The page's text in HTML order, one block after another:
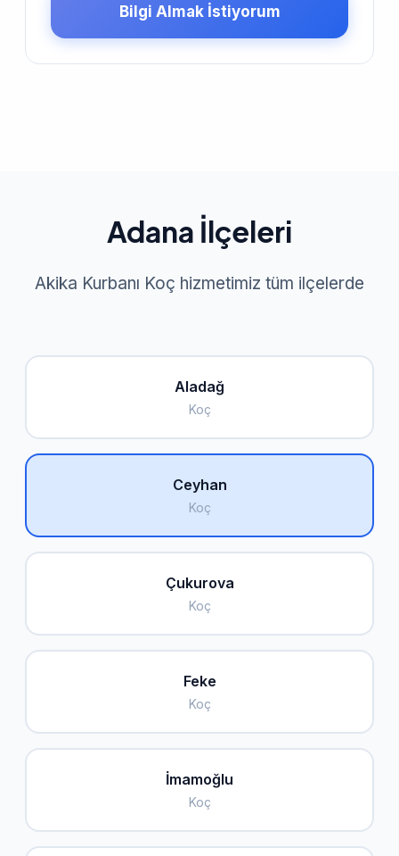
Bilgi Almak İstiyorum
Adana İlçeleri
Akika Kurbanı Koç hizmetimiz tüm ilçelerde
Aladağ
Koç
Ceyhan
Koç
Çukurova
Koç
Feke
Koç
İmamoğlu
Koç